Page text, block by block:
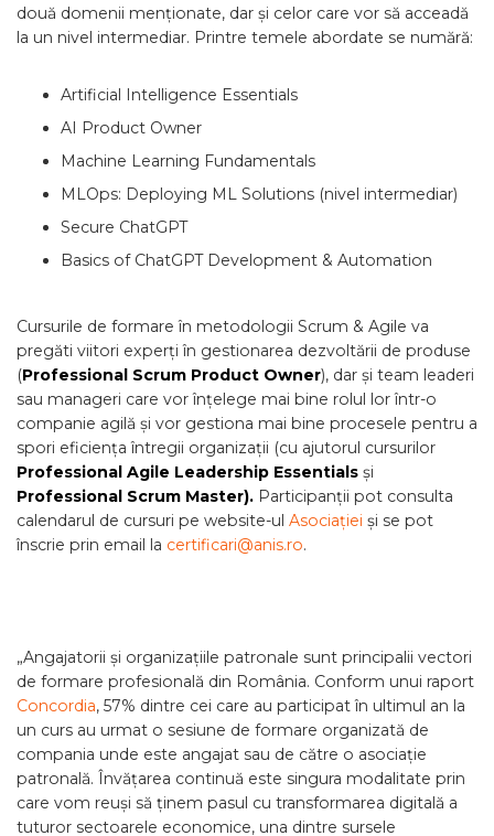
două domenii menționate, dar și celor care vor să acceadă
la un nivel intermediar. Printre temele abordate se numără:
Artificial Intelligence Essentials
AI Product Owner
Machine Learning Fundamentals
MLOps: Deploying ML Solutions (nivel intermediar)
Secure ChatGPT
Basics of ChatGPT Development & Automation
Cursurile de formare în metodologii Scrum & Agile va
pregăti viitori experți în gestionarea dezvoltării de produse
(Professional Scrum Product Owner), dar și team leaderi
sau manageri care vor înțelege mai bine rolul lor într-o
companie agilă și vor gestiona mai bine procesele pentru a
spori eficiența întregii organizații (cu ajutorul cursurilor
Professional Agile Leadership Essentials și
Professional Scrum Master). Participanții pot consulta
calendarul de cursuri pe website-ul Asociației și se pot
înscrie prin email la certificari@anis.ro.
„Angajatorii și organizațiile patronale sunt principalii vectori
de formare profesională din România. Conform unui raport
Concordia, 57% dintre cei care au participat în ultimul an la
un curs au urmat o sesiune de formare organizată de
compania unde este angajat sau de către o asociație
patronală. Învățarea continuă este singura modalitate prin
care vom reuși să ținem pasul cu transformarea digitală a
tuturor sectoarele economice, una dintre sursele